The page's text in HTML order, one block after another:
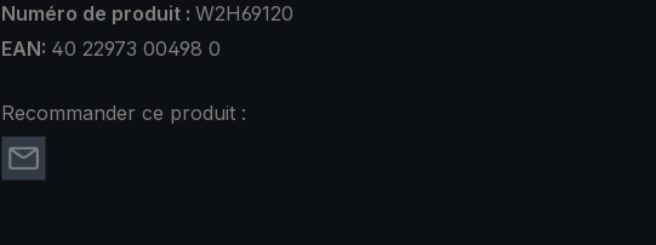
Numéro de produit : W2H69120
EAN: 40 22973 00498 0
Recommander ce produit :